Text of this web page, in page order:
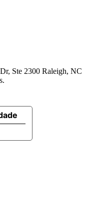
Ste 2300 Raleigh, NC